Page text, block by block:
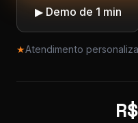
▶ Demo de 1 min
★Atendimento